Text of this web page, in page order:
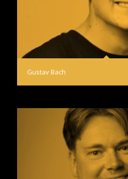
Gustav Bach